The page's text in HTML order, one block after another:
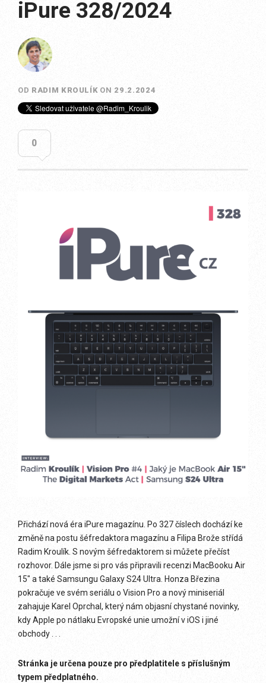
iPure 328/2024
OD RADIM KROULÍK ON 29.2.2024
0
Přichází nová éra iPure magazínu. Po 327 číslech dochází ke
změně na postu šéfredaktora magazínu a Filipa Brože střídá
Radim Kroulík. S novým šéfredaktorem si můžete přečíst
rozhovor. Dále jsme si pro vás připravili recenzi MacBooku Air
15" a také Samsungu Galaxy S24 Ultra. Honza Březina
pokračuje ve svém seriálu o Vision Pro a nový miniseriál
zahajuje Karel Oprchal, který nám objasní chystané novinky,
kdy Apple po nátlaku Evropské unie umožní v iOS i jiné
obchody . . .
Stránka je určena pouze pro předplatitele s příslušným
typem předplatného.